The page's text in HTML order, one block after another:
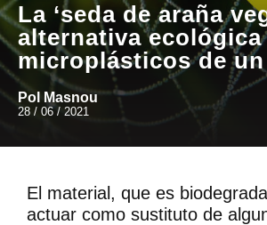
La ‘seda de araña
alternativa ecológica
microplásticos de
Pol Masnou
28 / 06 / 2021
El material, que es
actuar como sustituto de